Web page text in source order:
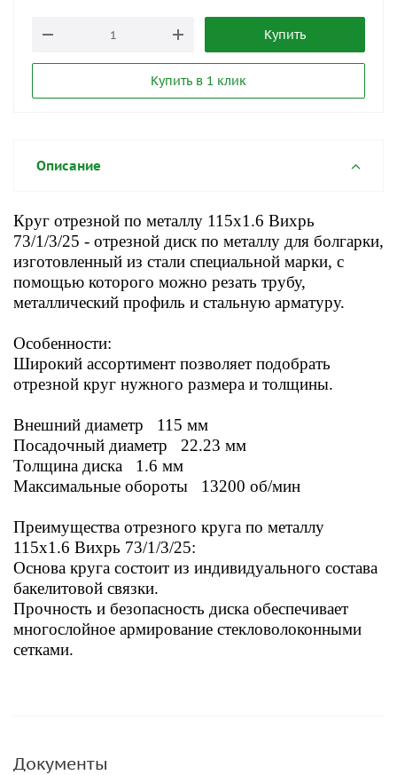
Купить
Купить в 1 клик
Описание
Круг отрезной по металлу 115x1.6 Вихрь
73/1/3/25 - отрезной диск по металлу для болгарки,
изготовленный из стали специальной марки, с
помощью которого можно резать трубу,
металлический профиль и стальную арматуру.
Особенности:
Широкий ассортимент позволяет подобрать
отрезной круг нужного размера и толщины.
Внешний диаметр 115 мм
Посадочный диаметр 22.23 мм
Толщина диска 1.6 мм
Максимальные обороты 13200 об/мин
Преимущества отрезного круга по металлу
115x1.6 Вихрь 73/1/3/25:
Основа круга состоит из индивидуального состава
бакелитовой связки.
Прочность и безопасность диска обеспечивает
многослойное армирование стекловолоконными
сетками.
Документы